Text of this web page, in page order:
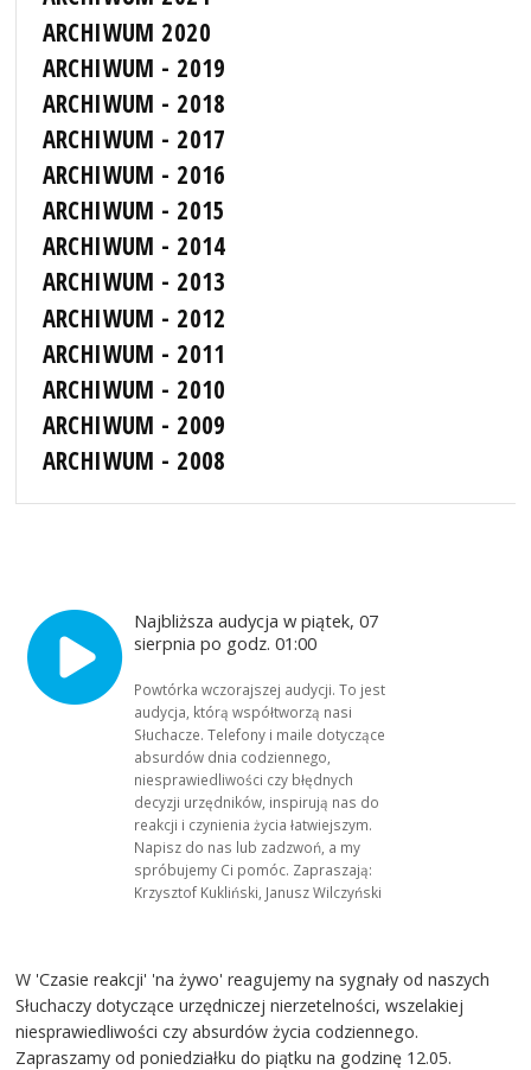
ARCHIWUM 2020
ARCHIWUM - 2019
ARCHIWUM - 2018
ARCHIWUM - 2017
ARCHIWUM - 2016
ARCHIWUM - 2015
ARCHIWUM - 2014
ARCHIWUM - 2013
ARCHIWUM - 2012
ARCHIWUM - 2011
ARCHIWUM - 2010
ARCHIWUM - 2009
ARCHIWUM - 2008
Najbliższa audycja w piątek, 07
sierpnia po godz. 01:00
Powtórka wczorajszej audycji. To jest
audycja, którą współtworzą nasi
Słuchacze. Telefony i maile dotyczące
absurdów dnia codziennego,
niesprawiedliwości czy błędnych
decyzji urzędników, inspirują nas do
reakcji i czynienia życia łatwiejszym.
Napisz do nas lub zadzwoń, a my
spróbujemy Ci pomóc. Zapraszają:
Krzysztof Kukliński, Janusz Wilczyński
W 'Czasie reakcji' 'na żywo' reagujemy na sygnały od naszych
Słuchaczy dotyczące urzędniczej nierzetelności, wszelakiej
niesprawiedliwości czy absurdów życia codziennego.
Zapraszamy od poniedziałku do piątku na godzinę 12.05.